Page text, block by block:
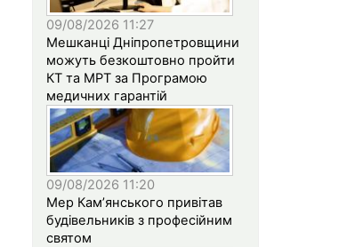
09/08/2026 11:27
Мешканці Дніпропетровщини
можуть безкоштовно пройти
КТ та МРТ за Програмою
медичних гарантій
09/08/2026 11:20
Мер Кам’янського привітав
будівельників з професійним
святом